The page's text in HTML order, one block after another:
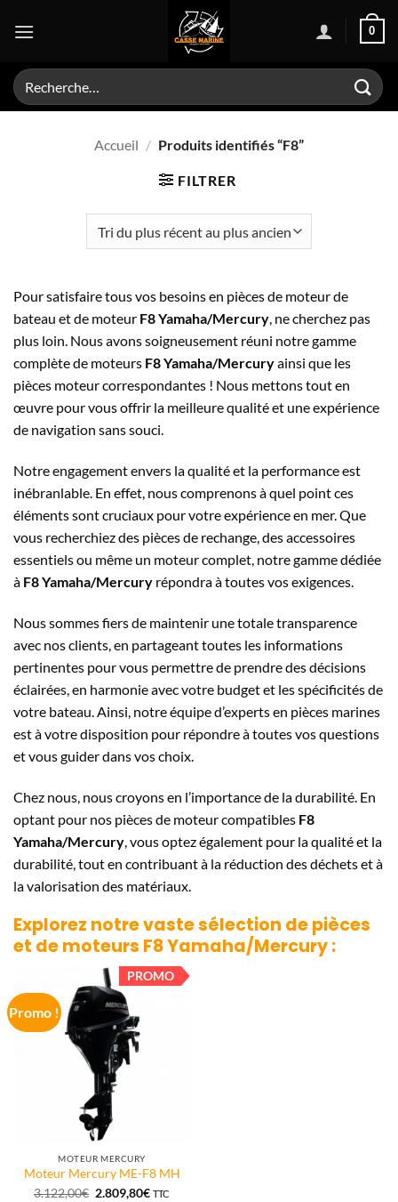
0
Recherche
pour :
Accueil / Produits identifiés “F8”
FILTRER
Pour satisfaire tous vos besoins en pièces de moteur de
bateau et de moteur F8 Yamaha/Mercury, ne cherchez pas
plus loin. Nous avons soigneusement réuni notre gamme
complète de moteurs F8 Yamaha/Mercuryainsi que les
pièces moteur correspondantes ! Nous mettons tout en
œuvre pour vous offrir la meilleure qualité et une expérience
de navigation sans souci.
Notre engagement envers la qualité et la performance est
inébranlable. En effet, nous comprenons à quel point ces
éléments sont cruciaux pour votre expérience en mer. Que
vous recherchiez des pièces de rechange, des accessoires
essentiels ou même un moteur complet, notre gamme dédiée
à F8 Yamaha/Mercury répondra à toutes vos exigences.
Nous sommes fiers de maintenir une totale transparence
avec nos clients, en partageant toutes les informations
pertinentes pour vous permettre de prendre des décisions
éclairées, en harmonie avec votre budget et les spécificités de
votre bateau. Ainsi, notre équipe d’experts en pièces marines
est à votre disposition pour répondre à toutes vos questions
et vous guider dans vos choix.
Chez nous, nous croyons en l’importance de la durabilité. En
optant pour nos pièces de moteur compatibles F8
Yamaha/Mercury , vous optez également pour la qualité et la
durabilité, tout en contribuant à la réduction des déchets et à
la valorisation des matériaux.
Explorez notre vaste sélection de pièces
et de moteurs F8 Yamaha/Mercury:
Promo !
PROMO
MOTEUR MERCURY
Moteur Mercury ME-F8 MH
3.122,00€ Le
2.809,80€Le
TTC